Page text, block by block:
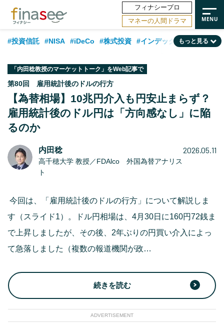
フィナシープロ
マネーの人間ドラマ
#投資信託 #NISA #iDeCo #株式投資 #インデックスファンド
#日本株 #公的年金 #30代 #40代
#資産運用業界 #老後 #海外事情 #積立投資
#フィナンシャル・ウェルビーイング #データ・調査 #国内株式型
もっと見る
「内田稔教授のマーケットトーク」をWeb記事で
第80回 雇用統計後のドルの行方
【為替相場】10兆円介入も円安止まらず？
雇用統計後のドル円は「方向感なし」に陥
るのか
内田稔
高千穂大学 教授／FDAlco 外国為替アナリス
ト
2026.05.11
今回は、「雇用統計後のドルの行方」について解説しま
す（スライド1）。ドル円相場は、4月30日に160円72銭ま
で上昇しましたが、その後、2年ぶりの円買い介入によっ
て急落しました（複数の報道機関が政…
続きを読む
ADVERTISEMENT